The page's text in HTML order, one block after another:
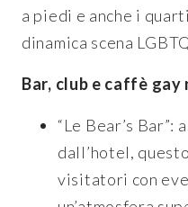
a piedi e anche i
dinamica scena
Bar, club e caffè gay
“Le Bear’s Bar”:
dall’hotel,
visitatori con